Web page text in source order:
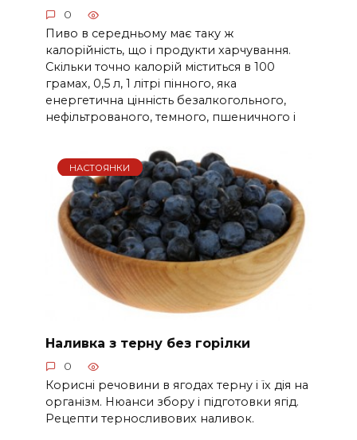
0
Пиво в середньому має таку ж
калорійність, що і продукти харчування.
Скільки точно калорій міститься в 100
грамах, 0,5 л, 1 літрі пінного, яка
енергетична цінність безалкогольного,
нефільтрованого, темного, пшеничного і
НАСТОЯНКИ
Наливка з терну без горілки
0
Корисні речовини в ягодах терну і їх дія на
організм. Нюанси збору і підготовки ягід.
Рецепти терносливових наливок.